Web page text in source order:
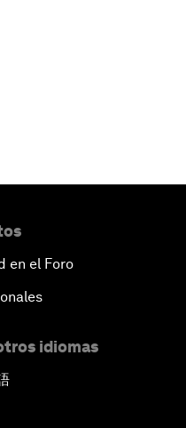
en el Foro
idiomas